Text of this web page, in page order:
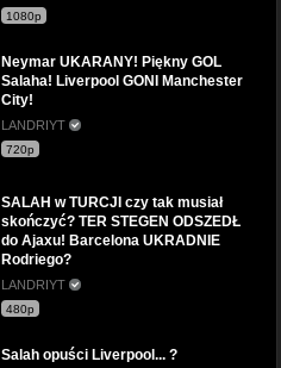
1080p
Neymar UKARANY! Piękny GOL
Salaha! Liverpool GONI Manchester
City!
LANDRIYT
720p
SALAH w TURCJI czy tak musiał
skończyć? TER STEGEN ODSZEDŁ
do Ajaxu! Barcelona UKRADNIE
Rodriego?
LANDRIYT
480p
Salah opuści Liverpool... ?